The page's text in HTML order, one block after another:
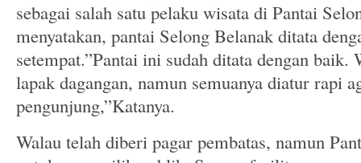
sebagai salah satu pelaku wisata di Pantai
menyatakan, pantai Selong Belanak ditata
setempat.”Pantai ini sudah ditata dengan baik.
lapak dagangan, namun semuanya diatur rapi
pengunjung,”Katanya.
Walau telah diberi pagar pembatas, namun